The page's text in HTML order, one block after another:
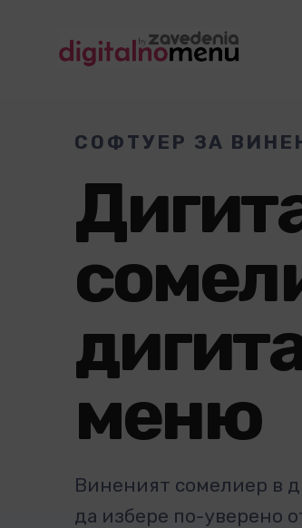
СОФТУЕР ЗА
меню
Виненият сомелиер в
да избере по-уверено